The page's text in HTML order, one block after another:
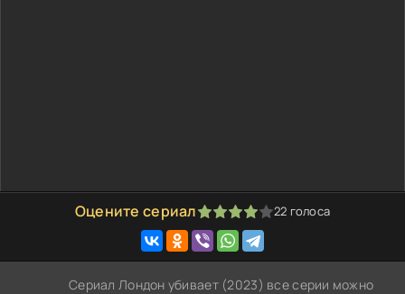
Оцените сериал
1 2 3 4 5 22 голоса
Сериал Лондон убивает (2023) все серии можно